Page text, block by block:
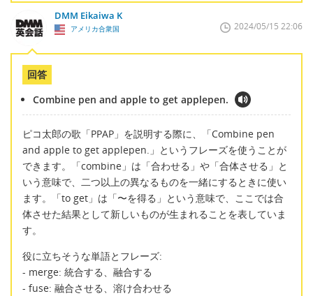
DMM Eikaiwa K
アメリカ合衆国 2024/05/15 22:06
回答
Combine pen and apple to get applepen.
ピコ太郎の歌「PPAP」を説明する際に、「Combine pen
and apple to get applepen.」というフレーズを使うことが
できます。「combine」は「合わせる」や「合体させる」と
いう意味で、二つ以上の異なるものを一緒にするときに使い
ます。「to get」は「〜を得る」という意味で、ここでは合
体させた結果として新しいものが生まれることを表していま
す。
役に立ちそうな単語とフレーズ:
- merge: 統合する、融合する
- fuse: 融合させる、溶け合わせる